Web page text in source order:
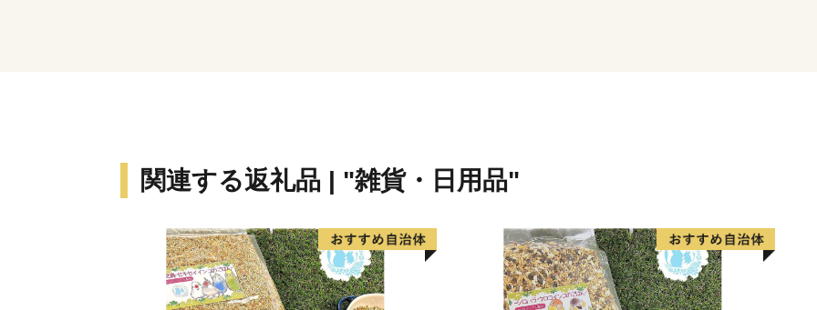
【担当課連絡先】
鎌倉市文化観光部産業課ふ
電話 0467-61-3845
関連する返礼品 | "雑貨・日用品"